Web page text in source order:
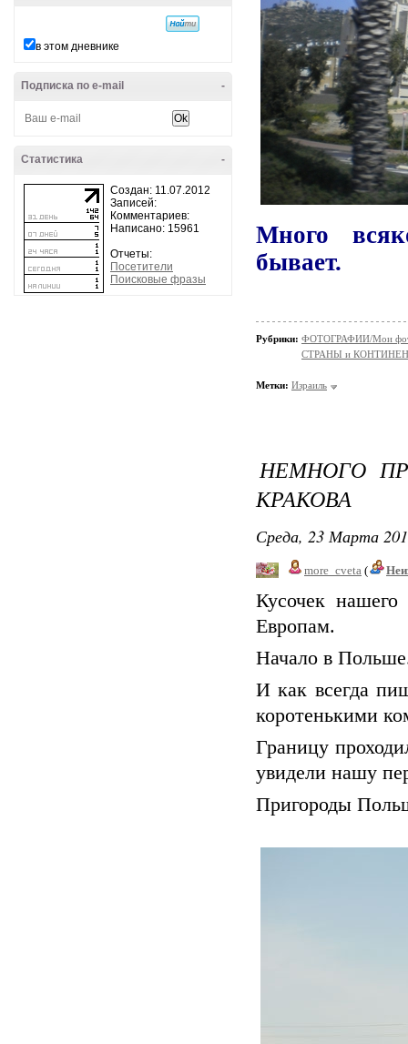
в этом дневнике
-
Подписка по e-mail
-
Статистика
Создан: 11.07.2012
Записей:
Комментариев:
Написано: 15961
Отчеты:
Посетители
Поисковые фразы
Много
бывает.
Рубрики: ФОТОГРАФИИ/Мои
СТРАНЫ и
Метки: Израиль
НЕМНОГО
КРАКОВА
Среда, 23 Марта
more_cveta (
Кусочек нашего
Европам.
Начало в
И как всегда
коротенькими
Границу
увидели нашу
Пригороды